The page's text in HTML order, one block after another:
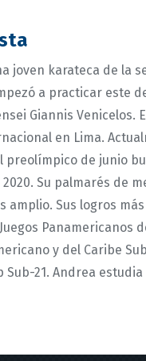
joven karateca de la
a practicar este
Giannis Venicelos.
en Lima.
preolímpico de junio
Su palmarés de
amplio. Sus logros
Panamericanos
y del Caribe
21. Andrea